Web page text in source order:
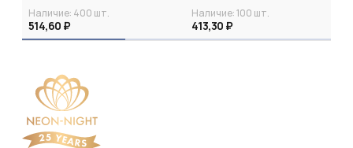
Наличие: 400 шт.
514,60 ₽
Наличие:100 шт.
413,30 ₽